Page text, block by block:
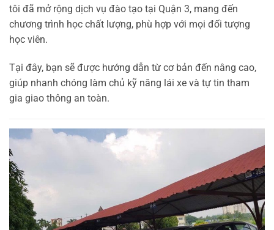
tôi đã mở rộng dịch vụ đào tạo tại Quận 3, mang đến
chương trình học chất lượng, phù hợp với mọi đối tượng
học viên.
Tại đây, bạn sẽ được hướng dẫn từ cơ bản đến nâng cao,
giúp nhanh chóng làm chủ kỹ năng lái xe và tự tin tham
gia giao thông an toàn.